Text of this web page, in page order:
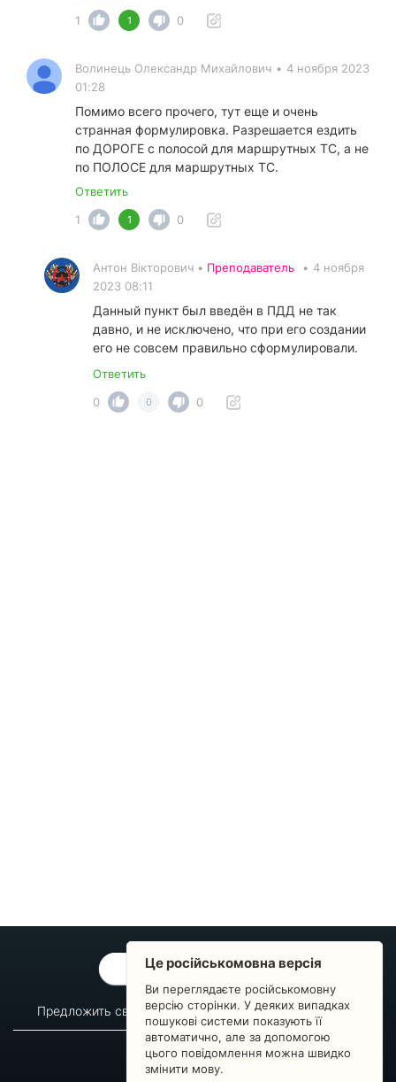
1
1 0
Волинець Олександр Михайлович • 4 ноября 2023
01:28
Помимо всего прочего, тут еще и очень
странная формулировка. Разрешается ездить
по ДОРОГЕ с полосой для маршрутных ТС, а не
по ПОЛОСЕ для маршрутных ТС.
Ответить
1
1 0
Антон Вікторович • Преподаватель • 4 ноября
2023 08:11
Данный пункт был введён в ПДД не так
давно, и не исключено, что при его создании
его не совсем правильно сформулировали.
Ответить
0
0 0
ОБРАТНАЯ СВЯЗЬ
Предложить свой вопрос Статистика изменений
О сервисе
Преподавателям
Новости
Пульс страны
Це російськомовна версія
Ви переглядаєте російськомовну
версію сторінки. У деяких випадках
пошукові системи показують її
автоматично, але за допомогою
цього повідомлення можна швидко
змінити мову.